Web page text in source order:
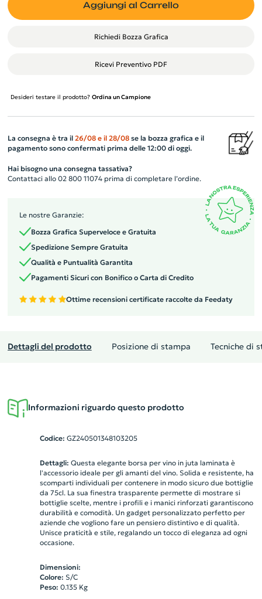
Aggiungi al Carrello
Richiedi Bozza Grafica
Ricevi Preventivo PDF
Desideri testare il prodotto? Ordina un Campione
La consegna è tra il 26/08 e il 28/08se la bozza grafica e il
pagamento sono confermati prima delle 12:00 di oggi.
Hai bisogno una consegna tassativa?
Contattaci allo 02 800 11074 prima di completare l’ordine.
Le nostre Garanzie:
Bozza Grafica Superveloce e Gratuita
Spedizione Sempre Gratuita
Qualità e Puntualità Garantita
Pagamenti Sicuri con Bonifico o Carta di Credito
Ottime recensioni certificate raccolte da Feedaty
Dettagli del prodotto Posizione di stampa Tecniche di
Informazioni riguardo questo prodotto
Codice: GZ240501348103205
Dettagli: Questa elegante borsa per vino in juta laminata è
l'accessorio ideale per gli amanti del vino. Solida e resistente, ha
scomparti individuali per contenere in modo sicuro due bottiglie
da 75cl. La sua finestra trasparente permette di mostrare si
bottiglie scelte, mentre i profili e i manici rinforzati garantiscono
durabilità e comodità. Un gadget personalizzato perfetto per
aziende che vogliono fare un pensiero distintivo e di qualità.
Unisce praticità e stile, regalando un tocco di eleganza ad ogni
occasione.
Dimensioni:
Colore: S/C
Peso: 0.135Kg